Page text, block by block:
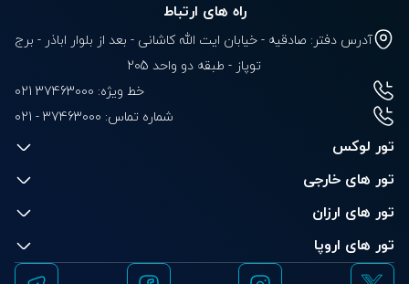
راه های ارتباط
آدرس دفتر: صادقیه - خیابان ایت الله کاشانی - بعد از بلوار‌‌ اباذر - برج
توپاز - طبقه دو واحد 205
خط ویژه: 37463000 021
شماره تماس: 021 - 37463000
تور لوکس
تور های خارجی
تور های ارزان
تور های اروپا